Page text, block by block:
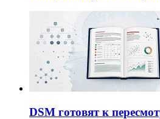
DSM готовят к